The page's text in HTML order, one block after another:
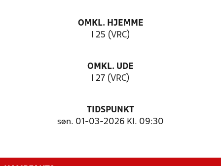
OMKL. HJEMME
I 25 (VRC)
OMKL. UDE
I 27 (VRC)
TIDSPUNKT
søn. 01-03-2026 Kl. 09:30